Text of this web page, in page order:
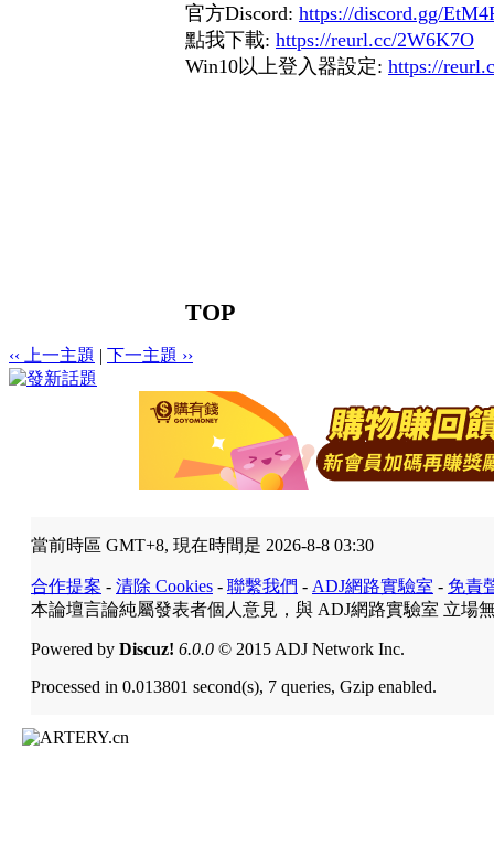
官方Discord: https://discord.gg/
點我下載: https://reurl.cc/2W6K7O
Win10以上登入器設定: https://
TOP
‹‹ 上一主題 | 下一主題 ››
當前時區 GMT+8, 現在時間是 2026-8-8 03:30
合作提案 - 清除 Cookies - 聯繫我們 - ADJ網路實驗室 - 免責
本論壇言論純屬發表者個人意見，與 ADJ網路實驗室 立場
Powered by Discuz! 6.0.0 © 2015 ADJ Network Inc.
Processed in 0.013801 second(s), 7 queries, Gzip enabled.